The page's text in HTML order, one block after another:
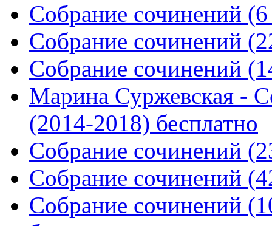
Собрание сочинений
Собрание сочинений
Собрание сочинений
Марина Суржевская -
(2014-2018) бесплатно
Собрание сочинений
Собрание сочинений
Собрание сочинений